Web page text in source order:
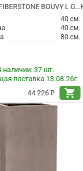
КАШПО FIBERSTONE BOUVY L GREY
40 см.
40 см.
80 см.
наличии:37 шт.
поставка 13.08.26г.
44 226 ₽
shopping_cart